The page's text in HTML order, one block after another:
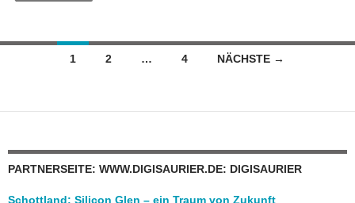
Beitragsnavigation
1 2 … 4 NÄCHSTE →
PARTNERSEITE: WWW.DIGISAURIER.DE: DIGISAURIER
Schottland: Silicon Glen – ein Traum von Zukunft